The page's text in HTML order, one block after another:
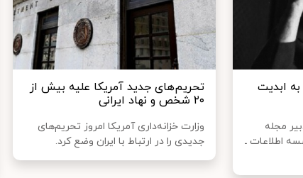
ابدیت
مجله
اطلاعات ـ
تحریم‌های جدید آمریکا علیه بیش از
۲۰ شخص و نهاد ایرانی
وزارت خزانه‌داری آمریکا امروز تحریم‌های
جدیدی را در ارتباط با ایران وضع کرد.